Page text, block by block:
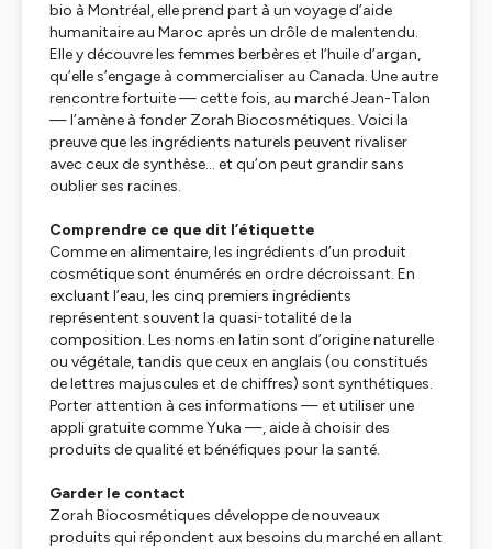
bio à Montréal, elle prend part à un voyage d’aide
humanitaire au Maroc après un drôle de malentendu.
Elle y découvre les femmes berbères et l’huile d’argan,
qu’elle s’engage à commercialiser au Canada. Une autre
rencontre fortuite — cette fois, au marché Jean-Talon
— l’amène à fonder Zorah Biocosmétiques. Voici la
preuve que les ingrédients naturels peuvent rivaliser
avec ceux de synthèse… et qu’on peut grandir sans
oublier ses racines.
Comprendre ce que dit l’étiquette
Comme en alimentaire, les ingrédients d’un produit
cosmétique sont énumérés en ordre décroissant. En
excluant l’eau, les cinq premiers ingrédients
représentent souvent la quasi-totalité de la
composition. Les noms en latin sont d’origine naturelle
ou végétale, tandis que ceux en anglais (ou constitués
de lettres majuscules et de chiffres) sont synthétiques.
Porter attention à ces informations — et utiliser une
appli gratuite comme Yuka —, aide à choisir des
produits de qualité et bénéfiques pour la santé.
Garder le contact
Zorah Biocosmétiques développe de nouveaux
produits qui répondent aux besoins du marché en allant